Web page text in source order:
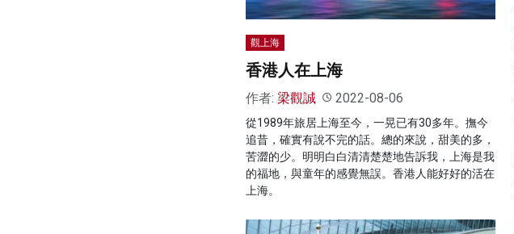
觀上海
香港人在上海
作者: 梁觀誠 2022-08-06
從1989年旅居上海至今，一晃已有30多年。撫今
追昔，確實有說不完的話。總的來說，甜美的多，
苦澀的少。明明白白清清楚楚地告訴我，上海是我
的福地，與童年的感覺無誤。香港人能好好的活在
上海。